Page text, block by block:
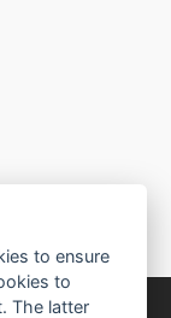
to ensure
to
The latter